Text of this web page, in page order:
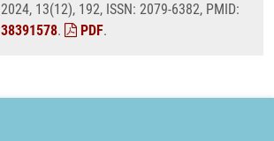
2024, 13(12), 192, ISSN: 2079-6382, PMID:
38391578. PDF.